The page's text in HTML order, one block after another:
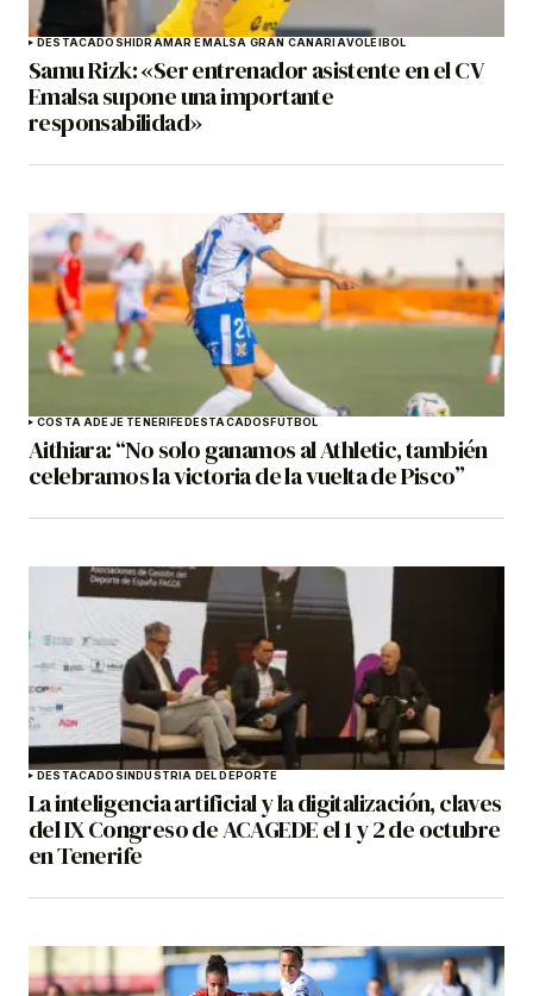
DESTACADOSHIDRAMAR EMALSA GRAN CANARIAVOLEIBOL
Samu Rizk: «Ser entrenador asistente en el CV
Emalsa supone una importante
responsabilidad»
COSTA ADEJE TENERIFEDESTACADOSFÚTBOL
Aithiara: “No solo ganamos al Athletic, también
celebramos la victoria de la vuelta de Pisco”
DESTACADOSINDUSTRIA DEL DEPORTE
La inteligencia artificial y la digitalización, claves
del IX Congreso de ACAGEDE el 1 y 2 de octubre
en Tenerife